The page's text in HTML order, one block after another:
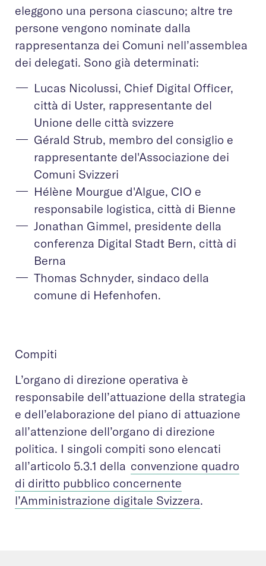
eleggono una persona ciascuno; altre tre
persone vengono nominate dalla
rappresentanza dei Comuni nell’assemblea
dei delegati. Sono già determinati:
Lucas Nicolussi, Chief Digital Officer,
città di Uster, rappresentante del
Unione delle città svizzere
Gérald Strub, membro del consiglio e
rappresentante del'Associazione dei
Comuni Svizzeri
Hélène Mourgue d'Algue, CIO e
responsabile logistica, città di Bienne
Jonathan Gimmel, presidente della
conferenza Digital Stadt Bern, città di
Berna
Thomas Schnyder, sindaco della
comune di Hefenhofen.
Compiti
L’organo di direzione operativa è
responsabile dell’attuazione della strategia
e dell’elaborazione del piano di attuazione
all’attenzione dell’organo di direzione
politica. I singoli compiti sono elencati
all’articolo 5.3.1 della convenzione quadro
di diritto pubblico concernente
l’Amministrazione digitale Svizzera.